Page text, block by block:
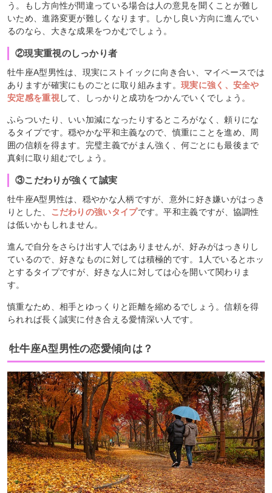
う。もし方向性が間違っている場合は人の意見を聞くことが難し
いため、進路変更が難しくなります。しかし良い方向に進んでい
るのなら、大きな成果をつかむでしょう。
②現実重視のしっかり者
牡牛座A型男性は、現実にストイックに向き合い、マイペースでは
ありますが確実にものごとに取り組みます。 現実に強く、安全や
安定感を重視して、しっかりと成功をつかんでいくでしょう。
ふらついたり、いい加減になったりするところがなく、頼りにな
るタイプです。穏やかな平和主義なので、慎重にことを進め、周
囲の信頼を得ます。完璧主義でがまん強く、何ごとにも最後まで
真剣に取り組むでしょう。
③こだわりが強くて誠実
牡牛座A型男性は、穏やかな人柄ですが、意外に好き嫌いがはっき
りとした、 こだわりの強いタイプです。平和主義ですが、協調性
は低いかもしれません。
進んで自分をさらけ出す人ではありませんが、好みがはっきりし
ているので、好きなものに対しては積極的です。1人でいるとホッ
とするタイプですが、好きな人に対しては心を開いて関わりま
す。
慎重なため、相手とゆっくりと距離を縮めるでしょう。信頼を得
られれば長く誠実に付き合える愛情深い人です。
牡牛座A型男性の恋愛傾向は？